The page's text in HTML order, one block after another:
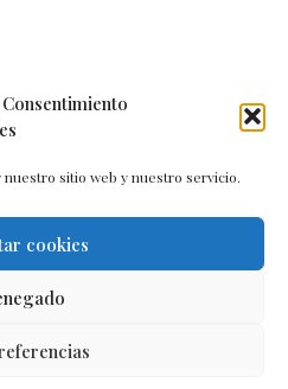
sitio web y nuestro servicio.
cookies